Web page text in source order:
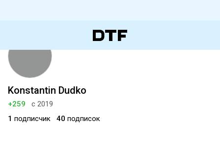
Konstantin Dudko
+259
с 2019
1 подписчик 40 подписок